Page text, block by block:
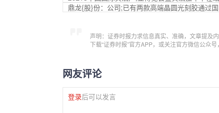
鼎龙{股}份：公司;已有两款高端晶圆光刻胶通过
声明：证券时报力求信息真实、准确，文章提及
下载“证券时报”官方APP，或关注官方微信公众
网友评论
登录后可以发言